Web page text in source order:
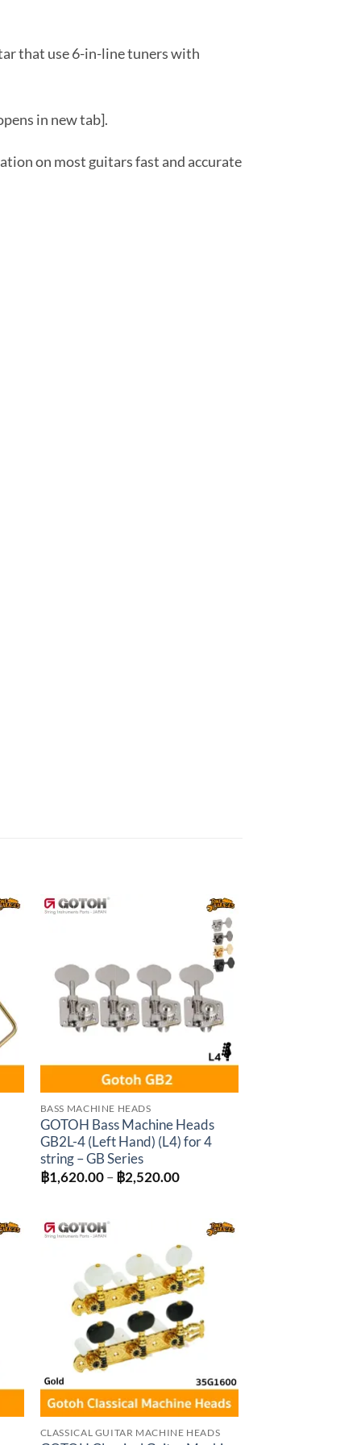
that use 6-in-line tuners with
in new tab].
on most guitars fast and accurate
Add to
wishlist
BASS MACHINE HEADS
GOTOH Bass Machine Heads
GB2L-4 (Left Hand) (L4) for 4
string – GB Series
฿1,620.00 – ฿2,520.00Price
฿2,520.00
Add to
wishlist
CLASSICAL GUITAR MACHINE HEADS